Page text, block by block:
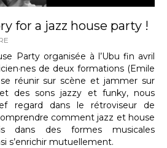
for a jazz house party !
Party organisée à l’Ubu fin avril
de deux formations (Emile
réunir sur scène et jammer sur
des sons jazzy et funky, nous
regard dans le rétroviseur de
comment jazz et house
dans des formes musicales
s’enrichir mutuellement.